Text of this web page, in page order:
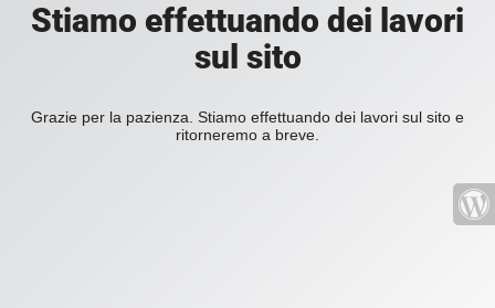
Stiamo effettuando dei lavori
sul sito
Grazie per la pazienza. Stiamo effettuando dei lavori sul sito e
ritorneremo a breve.